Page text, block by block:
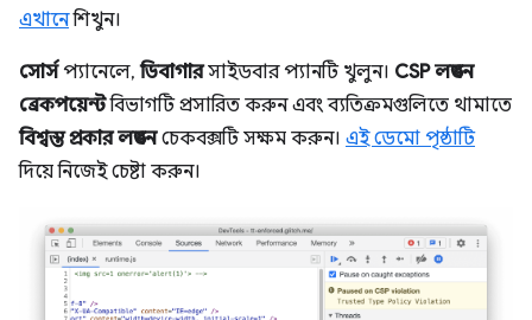
এখানেশিখুন।
সোর্সপ্যানেলে,ডিবাগারসাইডবার প্যানটি খুলুন। CSP লঙ্ঘন
ব্রেকপয়েন্টবিভাগটি প্রসারিত করুন এবং ব্যতিক্রমগুলিতে থামাতে
বিশ্বস্ত প্রকার লঙ্ঘনচেকবক্সটি সক্ষম করুন। এই ডেমো পৃষ্ঠাটি
দিয়ে নিজেই চেষ্টা করুন।